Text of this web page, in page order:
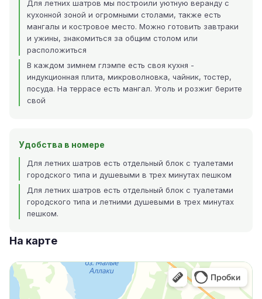
Для летних шатров мы построили уютную веранду с
кухонной зоной и огромными столами, также есть
мангалы и костровое место. Можно готовить завтраки
и ужины, знакомиться за общим столом или
расположиться
В каждом зимнем глэмпе есть своя кухня -
индукционная плита, микроволновка, чайник, тостер,
посуда. На террасе есть мангал. Уголь и розжиг берите
свой
Удобства в номере
Для летних шатров есть отдельный блок с туалетами
городского типа и душевыми в трех минутах пешком
Для летних шатров есть отдельный блок с туалетами
городского типа и летними душевыми в трех минутах
пешком.
На карте